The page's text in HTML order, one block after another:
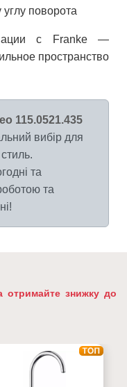
поворота
с Franke —
пространство
115.0521.435
вибір для
та
та
отримайте знижку до